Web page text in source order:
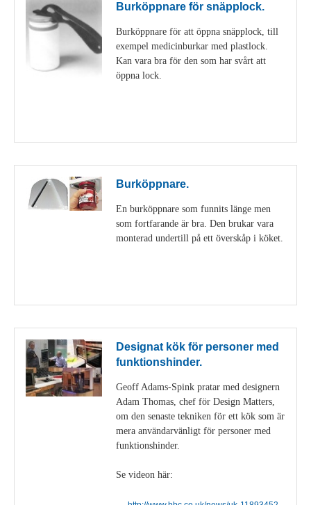
Burköppnare för snäpplock.
Burköppnare för att öppna snäpplock, till
exempel medicinburkar med plastlock.
Kan vara bra för den som har svårt att
öppna lock.
Burköppnare.
En burköppnare som funnits länge men
som fortfarande är bra. Den brukar vara
monterad undertill på ett överskåp i köket.
Designat kök för personer med
funktionshinder.
Geoff Adams-Spink pratar med designern
Adam Thomas, chef för Design Matters,
om den senaste tekniken för ett kök som är
mera användarvänligt för personer med
funktionshinder.
Se videon här: